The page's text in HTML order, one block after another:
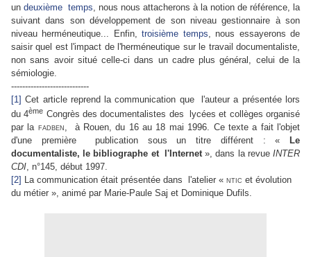
un deuxième temps, nous nous attacherons à la notion de référence, la
suivant dans son développement de son niveau gestionnaire à son
niveau herméneutique... Enfin,troisième temps, nous essayerons de
saisir quel est l'impact de l'herméneutique sur le travail documentaliste,
non sans avoir situé celle-ci dans un cadre plus général, celui de la
sémiologie.
----------------------------
[1] Cet article reprend la communication que l'auteur a présentée lors
du 4ème Congrès des documentalistes des lycées et collèges organisé
par la fadben, à Rouen, du 16 au 18 mai 1996. Ce texte a fait l'objet
d'une première publication sous un titre différent : «
Le
documentaliste, le bibliographe et l'Internet», dans la revue INTER
CDI, n°145, début 1997.
[2] La communication était présentée dans l'atelier « ntic et évolution
du métier », animé par Marie-Paule Saj et Dominique Dufils.